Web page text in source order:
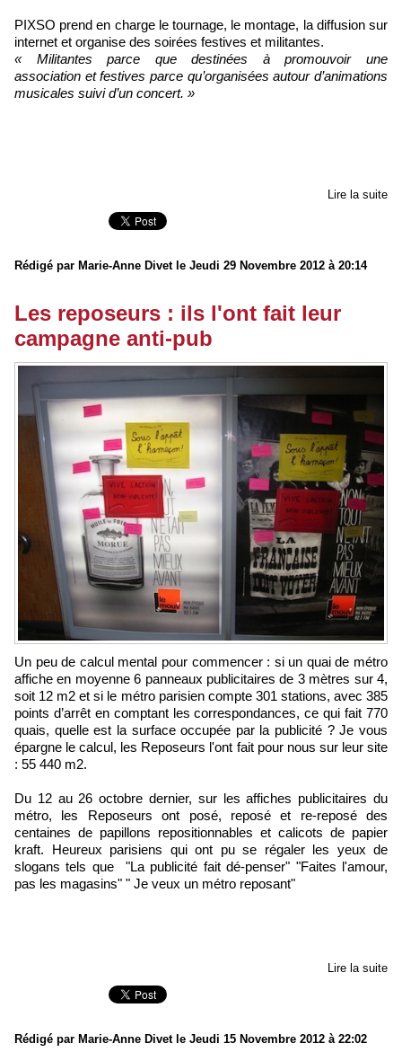
PIXSO prend en charge le tournage, le montage, la diffusion sur
internet et organise des soirées festives et militantes.
« Militantes parce que destinées à promouvoir une
association et festives parce qu’organisées autour d’animations
musicales suivi d’un concert. »
Lire la suite
Rédigé par Marie-Anne Divet le Jeudi 29 Novembre 2012 à 20:14
Les reposeurs : ils l'ont fait leur
campagne anti-pub
Un peu de calcul mental pour commencer : si un quai de métro
affiche en moyenne 6 panneaux publicitaires de 3 mètres sur 4,
soit 12 m2 et si le métro parisien compte 301 stations, avec 385
points d’arrêt en comptant les correspondances, ce qui fait 770
quais, quelle est la surface occupée par la publicité ? Je vous
épargne le calcul, les Reposeurs l'ont fait pour nous sur leur site
: 55 440 m2.
Du 12 au 26 octobre dernier, sur les affiches publicitaires du
métro, les Reposeurs ont posé, reposé et re-reposé des
centaines de papillons repositionnables et calicots de papier
kraft. Heureux parisiens qui ont pu se régaler les yeux de
slogans tels que "La publicité fait dé-penser" "Faites l'amour,
pas les magasins" " Je veux un métro reposant"
Lire la suite
Rédigé par Marie-Anne Divet le Jeudi 15 Novembre 2012 à 22:02